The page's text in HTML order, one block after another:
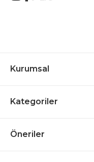
Kurumsal
Kategoriler
Öneriler